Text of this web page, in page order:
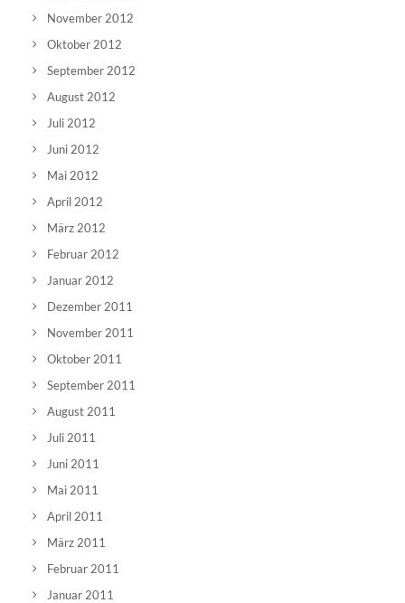
November 2012
Oktober 2012
September 2012
August 2012
Juli 2012
Juni 2012
Mai 2012
April 2012
März 2012
Februar 2012
Januar 2012
Dezember 2011
November 2011
Oktober 2011
September 2011
August 2011
Juli 2011
Juni 2011
Mai 2011
April 2011
März 2011
Februar 2011
Januar 2011